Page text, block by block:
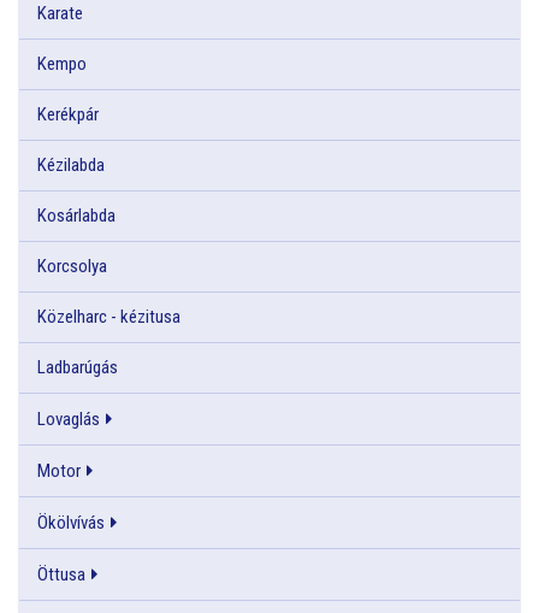
Karate
Kempo
Kerékpár
Kézilabda
Kosárlabda
Korcsolya
Közelharc - kézitusa
Ladbarúgás
Lovaglás
Motor
Ökölvívás
Öttusa